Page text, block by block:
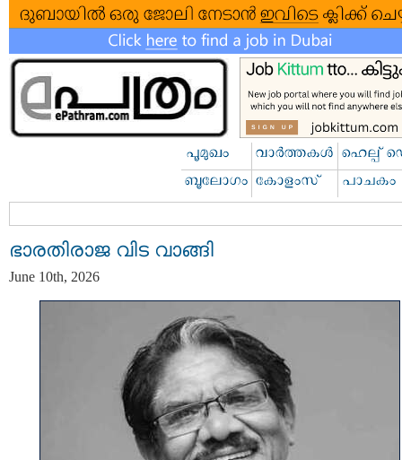
ഭാരതിരാജ വിട വാങ്ങി
June 10th, 2026